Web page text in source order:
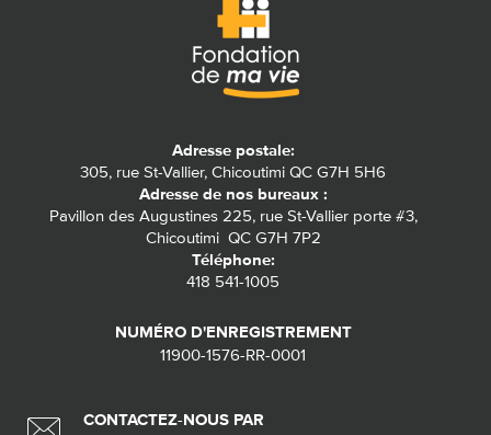
Adresse postale:
305, rue St-Vallier, Chicoutimi QC G7H 5H6
Adresse de nos bureaux :
Pavillon des Augustines 225, rue St-Vallier porte #3,
Chicoutimi QC G7H 7P2
Téléphone:
418 541-1005
NUMÉRO D'ENREGISTREMENT
11900-1576-RR-0001
CONTACTEZ-NOUS PAR